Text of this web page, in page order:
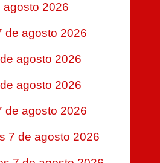
agosto 2026
de agosto 2026
agosto 2026
agosto 2026
de agosto 2026
7 de agosto 2026